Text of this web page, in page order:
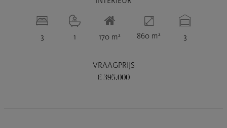
3 1 170 m² 860 m² 3
VRAAGPRIJS
€ 395.000